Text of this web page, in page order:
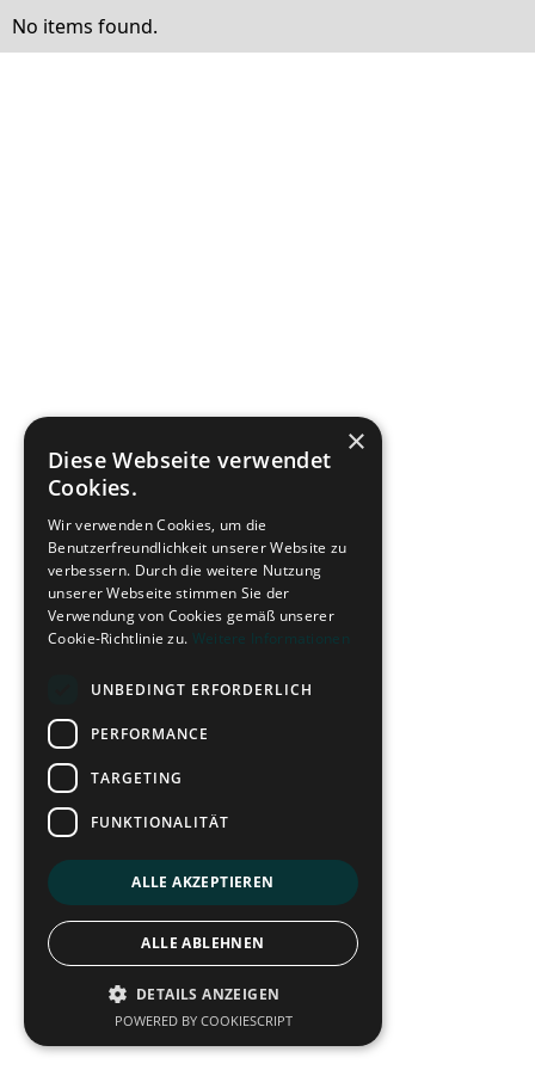
No items found.
×
Diese Webseite verwendet
Cookies.
Wir verwenden Cookies, um die
Benutzerfreundlichkeit unserer Website zu
verbessern. Durch die weitere Nutzung
unserer Webseite stimmen Sie der
Verwendung von Cookies gemäß unserer
Cookie-Richtlinie zu. Weitere Informationen
UNBEDINGT ERFORDERLICH
PERFORMANCE
TARGETING
FUNKTIONALITÄT
ALLE AKZEPTIEREN
ALLE ABLEHNEN
DETAILS ANZEIGEN
POWERED BY COOKIESCRIPT